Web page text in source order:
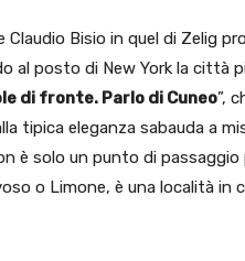
Claudio Bisio in quel di Zelig
al posto di New York la città
di fronte. Parlo di Cuneo”,
tipica eleganza sabauda a
è solo un punto di
o Limone, è una località in